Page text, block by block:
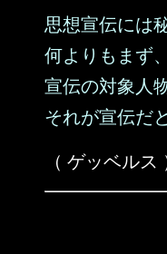
思想宣伝には
何よりもまず、
宣伝の対象人
それが宣伝だ
（ ゲッベルス